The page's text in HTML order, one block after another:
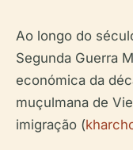
Ao longo do
Segunda Guerra
económica da
muçulmana de
imigração (